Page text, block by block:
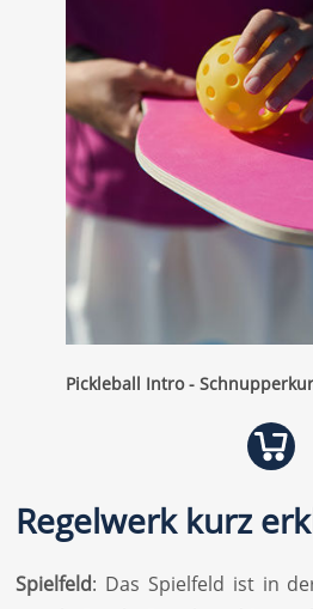
Pickleball Intro -
Regelwerk kurz
Spielfeld: Das Spielfeld ist in